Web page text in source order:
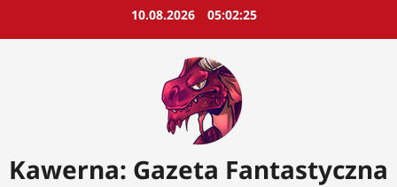
10.08.2026 05:02:28
Kawerna: Gazeta Fantastyczna